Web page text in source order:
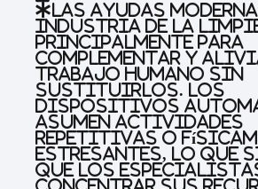
Las ayudas
industria de la
principalmente para
complementar y
trabajo humano sin
sustituirlos. Los
dispositivos
asumen actividades
repetitivas o
estresantes, lo que
que los especialistas
concentrar sus